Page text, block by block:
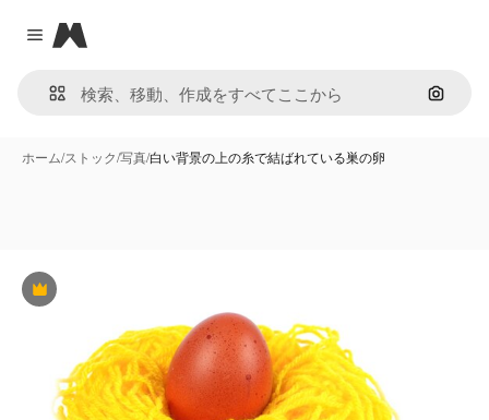
Close menu
Magnific
画像で
ホーム/ストック/写真/白い背景の上の糸で結ばれている巣の卵
Premium